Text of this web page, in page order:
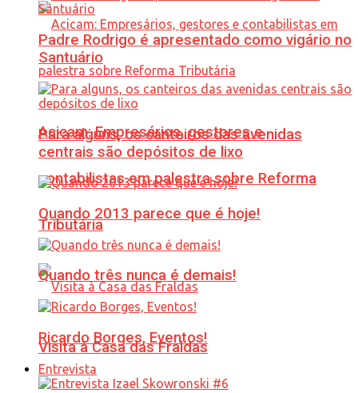
Acicam: Empresários, gestores e
contabilistas em palestra sobre Reforma
Tributária
Visita à Casa das Fraldas
Padre Rodrigo é apresentado como vigário no
Santuário
Para alguns, os canteiros das avenidas
centrais são depósitos de lixo
Quando 2013 parece que é hoje!
Quando três nunca é demais!
Ricardo Borges, Eventos!
Entrevista